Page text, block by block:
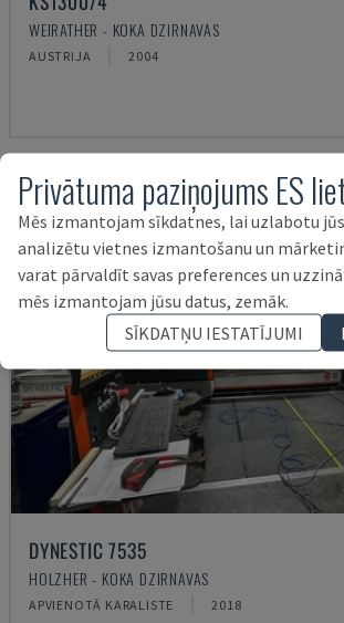
WEIRATHER - KOKA DZIRNAVAS
AUSTRIJA 2004
DYNESTIC 7535
HOLZHER - KOKA DZIRNAVAS
APVIENOTĀ KARALISTE 2018
Privātuma paziņojums ES
Mēs izmantojam sīkdatnes, lai uzlabotu
analizētu vietnes izmantošanu un
varat pārvaldīt savas preferences un
mēs izmantojam jūsu datus, zemāk.
SĪKDATŅU IESTATĪJUMI